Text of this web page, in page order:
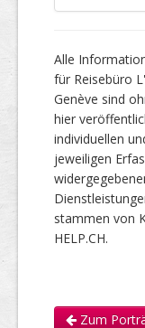
Alle
für Reisebüro
Genève sind
hier
individuellen
jeweiligen
stammen von
HELP.CH.
Zum